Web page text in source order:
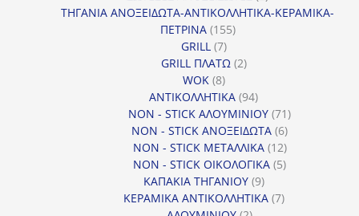
προϊόντα
ΤΗΓΑΝΙΑ ΑΝΟΞΕΙΔΩΤΑ-ΑΝΤΙΚΟΛΛΗΤΙΚΑ-ΚΕΡΑΜΙΚΑ-
ΠΕΤΡΙΝΑ 155155
GRILL 77
προϊόντα
GRILL ΠΛΑΤΩ 22
WOK 88
προϊόντα
ΑΝΤΙΚΟΛΛΗΤΙΚΑ 9494
προϊόντα
NON - STICK ΑΛΟΥΜΙΝΙΟΥ 7171
προϊόντα
NON - STICK ΑΝΟΞΕΙΔΩΤΑ 66
προϊόντα
NON - STICK ΜΕΤΑΛΛΙΚΑ 1212
προϊόντα
NON - STICK ΟΙΚΟΛΟΓΙΚΑ 55
ΚΑΠΑΚΙΑ ΤΗΓΑΝΙΟΥ 99
προϊόντα
ΚΕΡΑΜΙΚΑ ΑΝΤΙΚΟΛΛΗΤΙΚΑ 77